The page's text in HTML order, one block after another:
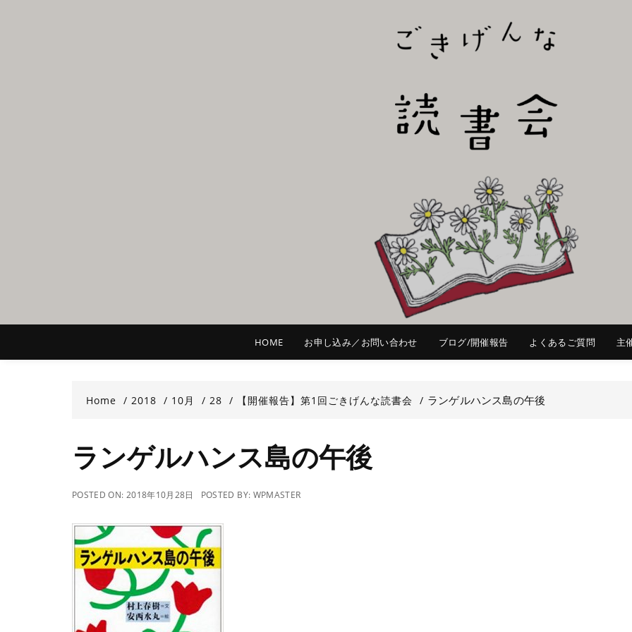
ごき
HOME お申し込み／お問い合わせ ブログ/開催報告 よくあるご質問 主
Home 2018 10月 28 【開催報告】第1回ごきげんな読書会 ランゲルハンス島の午後
ランゲルハンス島の午後
POSTED ON: 2018年10月28日 POSTED BY: WPMASTER